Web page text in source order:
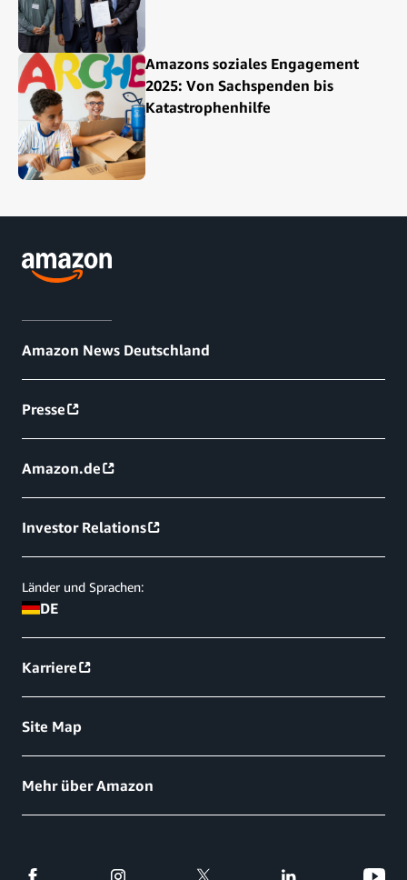
Amazons soziales Engagement
2025: Von Sachspenden bis
Katastrophenhilfe
Amazon News Deutschland
Presse
Amazon.de
Investor Relations
Länder und Sprachen:
DE
Karriere
Site Map
Mehr über Amazon